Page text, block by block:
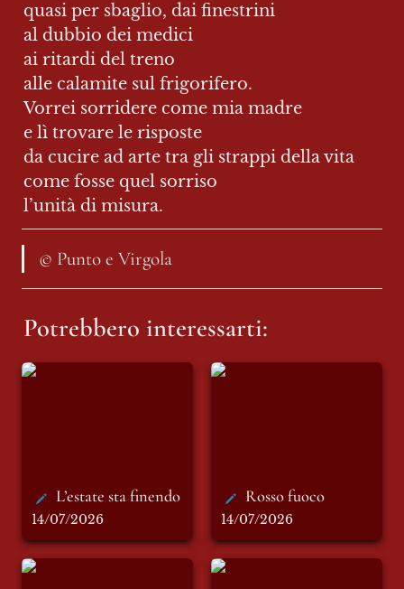
quasi per sbaglio, dai finestrini
al dubbio dei medici
ai ritardi del treno
alle calamite sul frigorifero.
Vorrei sorridere come mia madre
e lì trovare le risposte
da cucire ad arte tra gli strappi della vita
come fosse quel sorriso
l’unità di misura.
© Punto e Virgola
Potrebbero interessarti:
L’estate sta finendo
L’estate sta finendo
14/07/2026
Rosso fuoco
Rosso fuoco
14/07/2026
L’imperfetto
Il problema è